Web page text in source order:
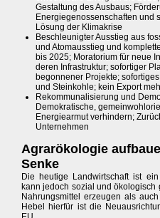
Gestaltung des Ausbaus;
Energiegenossenschaften und
Lösung der Klimakrise
Beschleunigter Ausstieg aus
und Atomausstieg und
bis 2025; Moratorium für neue
deren Infrastruktur; sofortiger
begonnener Projekte;
und Steinkohle; kein Export
Rekommunalisierung und
Demokratische,
Energiearmut verhindern;
Unternehmen
Agrarökologie
Senke
Die heutige Landwirtschaft ist
kann jedoch sozial und ökologisch
Nahrungsmittel erzeugen als
Hebel hierfür ist die